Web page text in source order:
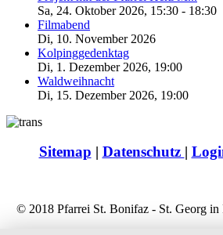
Sa, 24. Oktober 2026, 15:30 - 18:30
Filmabend
Di, 10. November 2026
Kolpinggedenktag
Di, 1. Dezember 2026, 19:00
Waldweihnacht
Di, 15. Dezember 2026, 19:00
Sitemap | Datenschutz |
© 2018 Pfarrei St. Bonifaz - St. Georg in